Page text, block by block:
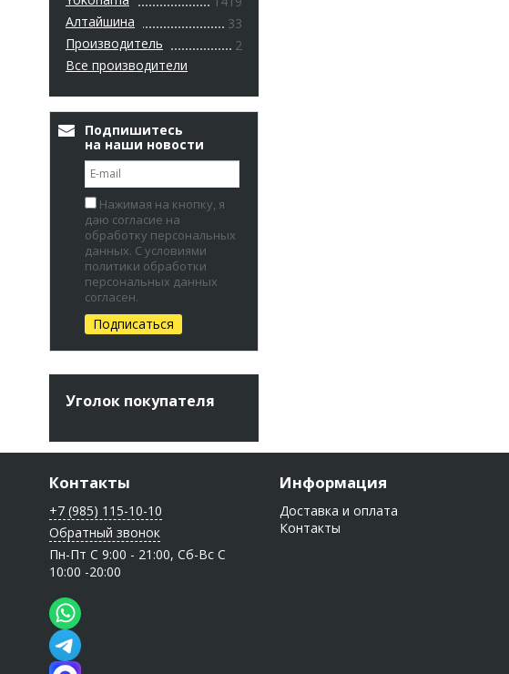
Алтайшина
33
Производитель
2
Все производители
Подпишитесь
на наши новости
Нажимая на кнопку, я
даю согласие на
обработку персональных
данных. С условиями
политики обработки
персональных данных
согласен.
Уголок покупателя
Контакты
+7 (985) 115-10-10
Обратный звонок
Пн-Пт C 9:00 - 21:00, Сб-Вс С
10:00 -20:00
Информация
Доставка и оплата
Контакты